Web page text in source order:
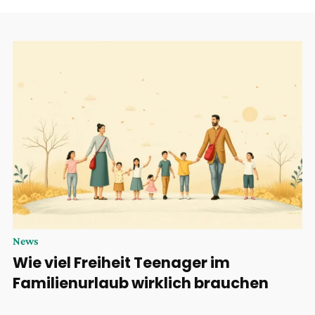
News
Wie viel Freiheit Teenager im
Familienurlaub wirklich brauchen